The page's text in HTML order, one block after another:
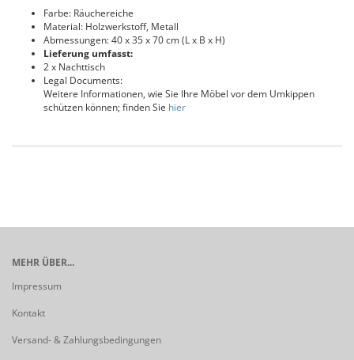
Farbe: Räuchereiche
Material: Holzwerkstoff, Metall
Abmessungen: 40 x 35 x 70 cm (L x B x H)
Lieferung umfasst:
2 x Nachttisch
Legal Documents:
Weitere Informationen, wie Sie Ihre Möbel vor dem Umkippen
schützen können; finden Sie hier
MEHR ÜBER...
Impressum
Kontakt
Versand- & Zahlungsbedingungen